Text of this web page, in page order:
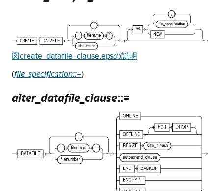
図create_datafile_clause.epsの説明
(file_specification::=)
alter_datafile_clause::=